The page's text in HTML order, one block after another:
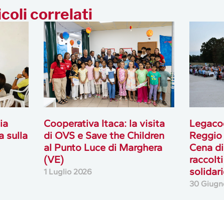
correlati
sulla
Cooperativa Itaca: la visita
di OVS e Save the Children
al Punto Luce di Marghera
(VE)
1 Luglio 2026
Cena
30